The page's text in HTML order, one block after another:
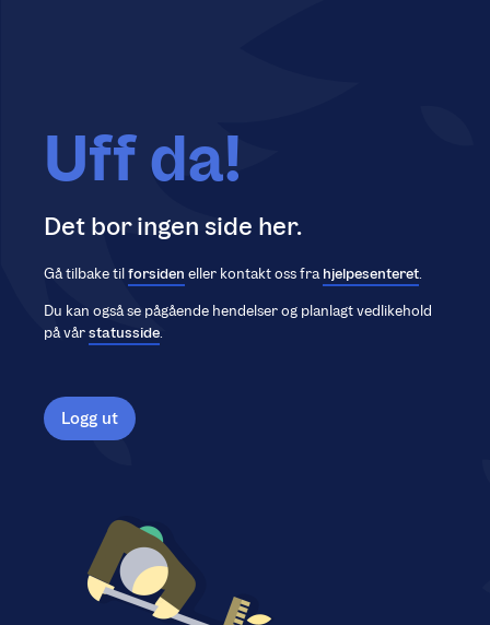
Uff da!
Det bor ingen side her.
Gå tilbake tilforsiden eller kontakt oss frahjelpesenteret.
Du kan også se pågående hendelser og planlagt vedlikehold
på vårstatusside.
Logg ut